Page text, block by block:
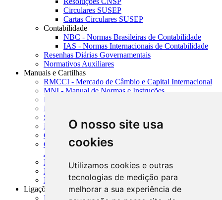
O nosso site usa
cookies
Utilizamos cookies e outras
tecnologias de medição para
melhorar a sua experiência de
Circulares SUSEP
Cartas Circulares SUSEP
Contabilidade
NBC - Normas Brasileiras de Contabilidade
IAS - Normas Internacionais de Contabilidade
Resenhas Diárias Governamentais
Normativos Auxiliares
Manuais e Cartilhas
RMCCI - Mercado de Câmbio e Capital Internacional
MNI - Manual de Normas e Instruções
MTVM - Manual de Títulos e Valores Mobiliários
MCR - Manual de Crédito Rural
SISORF - Manual de Organização do SFN
MASUP - Manual de Supervisão Bancária
CADOC - Catálogo de Documentos
CNAE-CONCLA - Classificação Nacional de
Atividades Econômicas
PMF - Cartilhas do BCB
Manuais Auxiliares do BCB e Cosif-e
Resenhas Diárias Governamentais
Ligações Externas
Links Úteis